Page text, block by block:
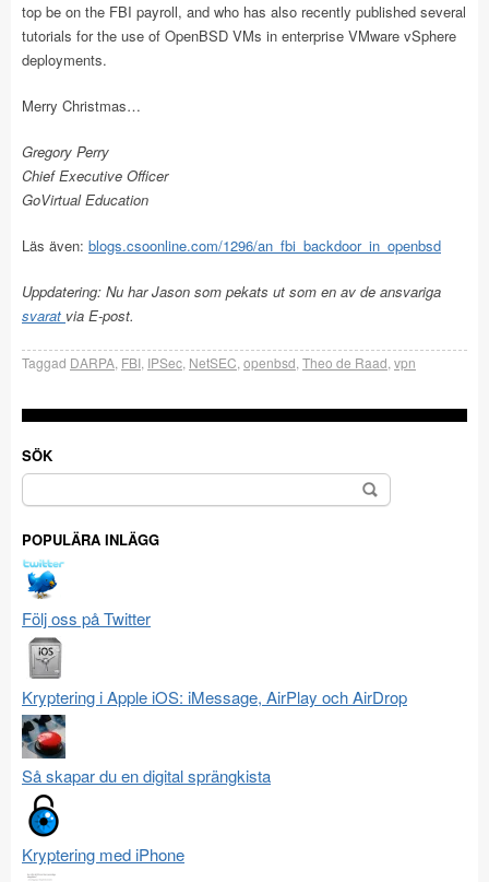
top be on the FBI payroll, and who has also recently published several
tutorials for the use of OpenBSD VMs in enterprise VMware vSphere
deployments.
Merry Christmas…
Gregory Perry
Chief Executive Officer
GoVirtual Education
Läs även: blogs.csoonline.com/1296/an_fbi_backdoor_in_openbsd
Uppdatering: Nu har Jason som pekats ut som en av de ansvariga
svarat via E-post.
Taggad DARPA FBI IPSec NetSEC openbsd Theo de Raad vpn
SÖK
Sök
efter:
POPULÄRA INLÄGG
Följ oss på Twitter
Kryptering i Apple iOS: iMessage, AirPlay och AirDrop
Så skapar du en digital sprängkista
Kryptering med iPhone